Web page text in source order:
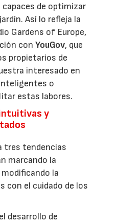
de optimizar
Así lo refleja la
Gardens of Europe,
conYouGov, que
propietarios de
interesado en
o
estas labores.
y
tres tendencias
marcando la
la
con el cuidado de los
desarrollo de